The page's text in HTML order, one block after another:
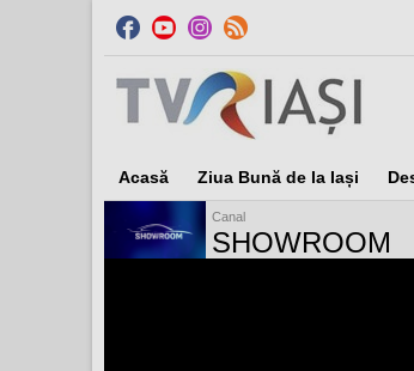
Acasă Ziua Bună de la Iași
Canal
SHOWROOM